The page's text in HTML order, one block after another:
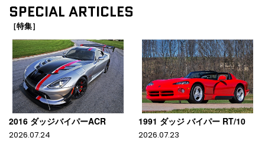
SPECIAL ARTICLES
［特集］
2016 ダッジバイパーACR
2026.07.24
1991 ダッジ バイパー RT/10
2026.07.23